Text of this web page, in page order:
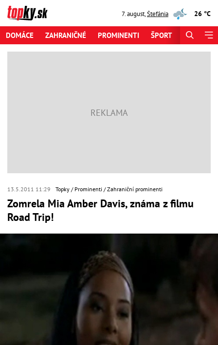
7. august,Štefánia 26 °C
DOMÁCE ZAHRANIČNÉ PROMINENTI ŠPORT
13.5.2011 11:29 Topky Prominenti Zahraniční prominenti
Zomrela Mia Amber Davis, známa z filmu
Road Trip!